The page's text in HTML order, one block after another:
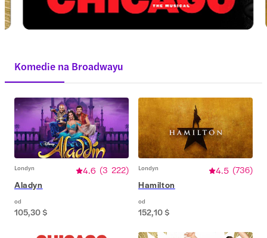
Komedie na Broadwayu
Londyn 4.6 (3 222)
Aladyn
od
105,30 $
Londyn 4.5 (736)
Hamilton
od
152,10 $